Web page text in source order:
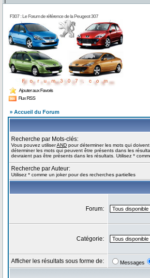
F307 : Le Forum de référence de la Peugeot 307
Ajouter aux Favoris
Flux RSS
» Accueil du Forum
Recherche par Mots-clés:
Vous pouvez utiliserAND pour déterminer les mots qui
déterminer les mots qui peuvent être présents dans les
devraient pas être présents dans les résultats. Utilisez *
Recherche par Auteur:
Utilisez * comme un joker pour des recherches partielles
Forum:
Catégorie:
Afficher les résultats sous forme de: Messages